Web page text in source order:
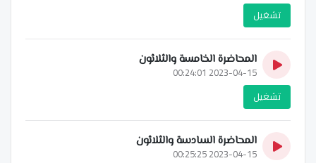
تشغيل
المحاضرة الخامسة والثلاثون
2023-04-15 00:24:01
تشغيل
المحاضرة السادسة والثلاثون
2023-04-15 00:25:25